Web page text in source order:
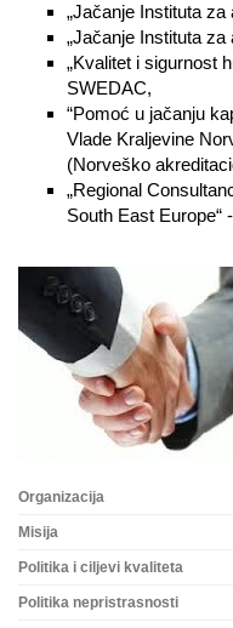
„Jačanje Instituta za
„Jačanje Instituta za
„Kvalitet i sigurnost
SWEDAC,
“Pomoć u jačanju
Vlade Kraljevine
(Norveško
„Regional
South East Europe“
Organizacija
Misija
Politika i ciljevi kvaliteta
Politika nepristrasnosti